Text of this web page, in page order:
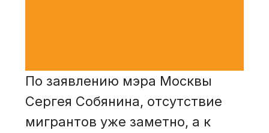
По заявлению мэра Москвы
Сергея Собянина, отсутствие
мигрантов уже заметно, а к